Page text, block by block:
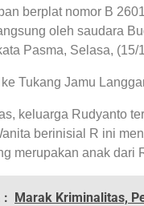
berplat nomor B
oleh saudara
Pasma, Selasa, (15/
Tukang Jamu
keluarga Rudyanto
berinisial R ini
merupakan anak dari
: Marak Kriminalitas,